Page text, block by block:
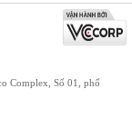
Complex, Số 01, phố